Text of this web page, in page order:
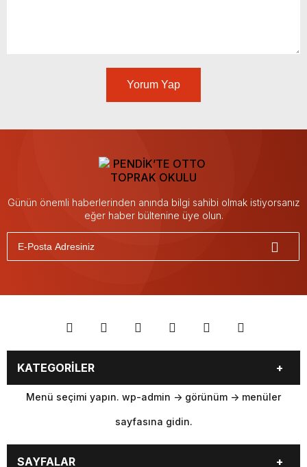
Yorum Yap
Günün önemli haberlerinden anında bilgi sahibi olmak istiyorsanız
eğer haber bültenine üye olun.
KATEGORİLER
Menü seçimi yapın. wp-admin -> görünüm -> menüler
sayfasına gidin.
SAYFALAR